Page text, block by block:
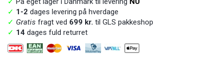
✓ 1-2 dages levering på hverdage
✓ Gratis fragt ved 699 kr. til GLS pakkeshop
✓ 14 dages fuld returret